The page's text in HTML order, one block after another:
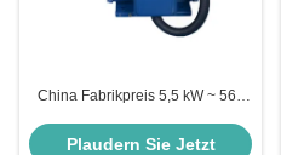
China Fabrikpreis 5,5 kW ~ 560
tropfgeschützter Asynchron-
Plaudern Sie Jetzt